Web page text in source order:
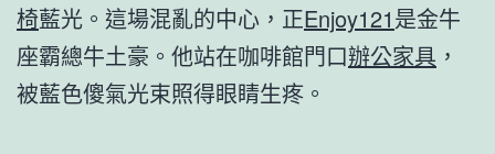
椅藍光。這場混亂的中心，正Enjoy121是金牛
座霸總牛土豪。他站在咖啡館門口辦公家具 ，
被藍色傻氣光束照得眼睛生疼。